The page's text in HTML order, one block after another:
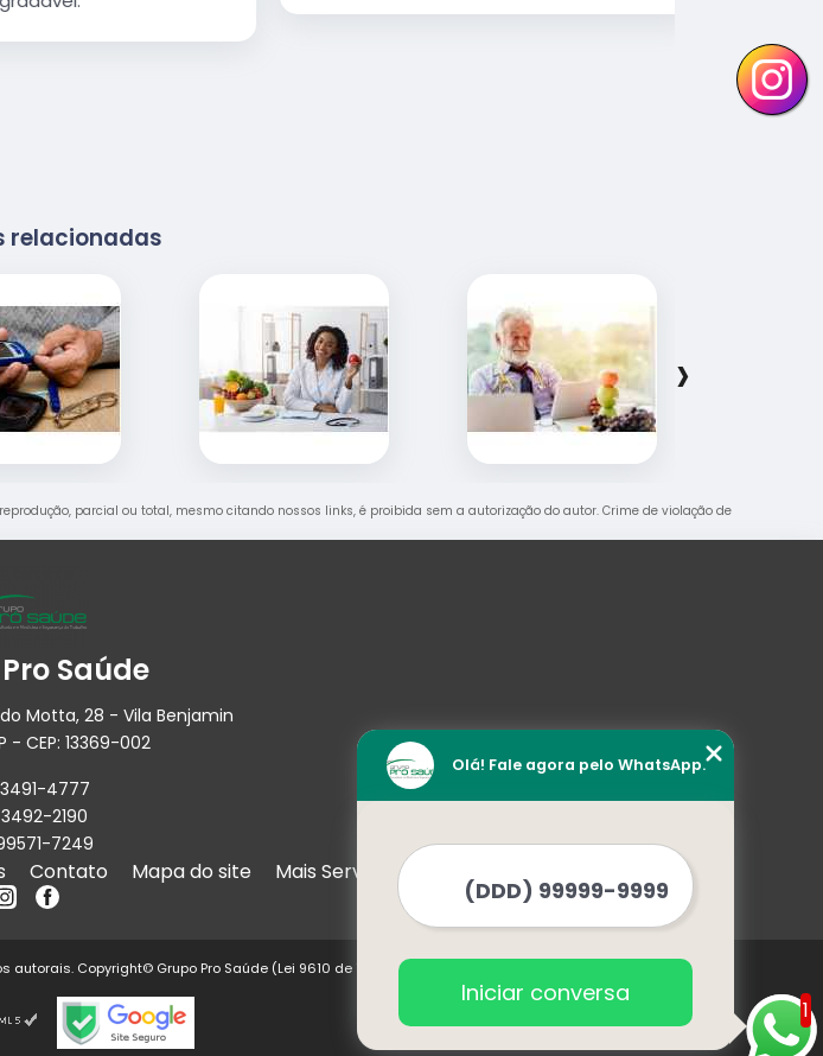
continue
Vocês
relacionadas
›
parcial ou total, mesmo citando nossos links, é proibida sem a autorização do autor. Crime de violação de
Saúde
Motta, 28 - Vila Benjamin
- CEP: 13369-002
4777
2190
7249
Contato Mapa do site Mais Serviços
Copyright© Grupo Pro Saúde (Lei 9610 de 19/02/1998)
1
Olá! Fale agora pelo WhatsApp.
Iniciar conversa